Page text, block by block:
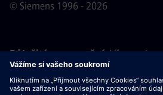
© Siemens 1996 - 2026
Důležité upozornění:Všem
kteří se k nám chtějí připojit,
Siemens nepožaduje žádné